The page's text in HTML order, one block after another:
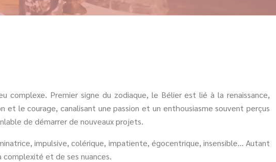
Premier signe du zodiaque, le Bélier est lié à la renaissance,
le courage, canalisant une passion et un enthousiasme souvent perçus
de démarrer de nouveaux projets.
impulsive, colérique, impatiente, égocentrique, insensible… Autant
et de ses nuances.